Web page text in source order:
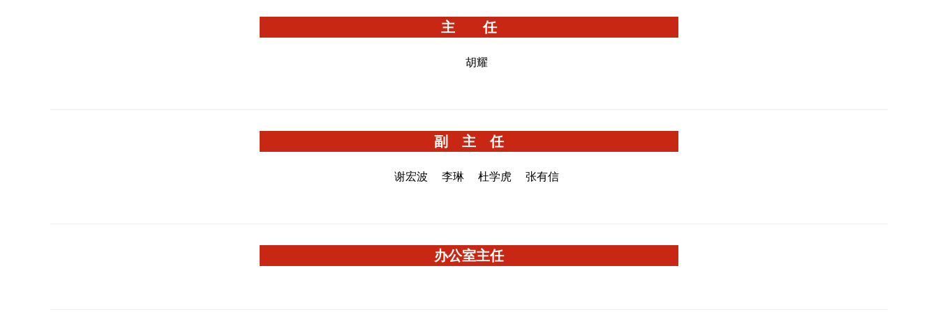
主 任
胡耀
副 主 任
谢宏波 李琳 杜学虎 张有信
办公室主任